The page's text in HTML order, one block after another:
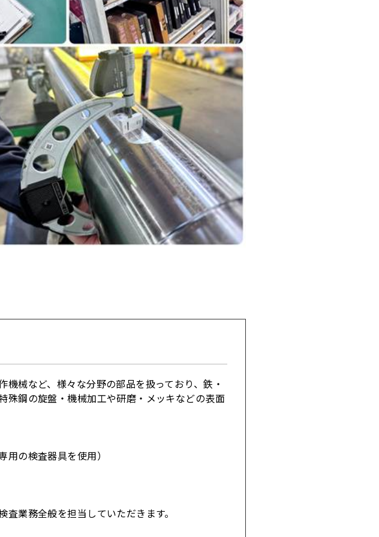
械など、様々な分野の部品を扱っており、鉄・
殊鋼の旋盤・機械加工や研磨・メッキなどの表面
用の検査器具を使用）
業務全般を担当していただきます。